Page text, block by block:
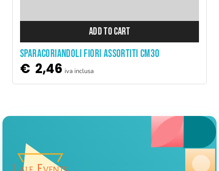
ADD TO CART
Sparacoriandoli fiori assortiti cm30
€ 2,46 iva inclusa